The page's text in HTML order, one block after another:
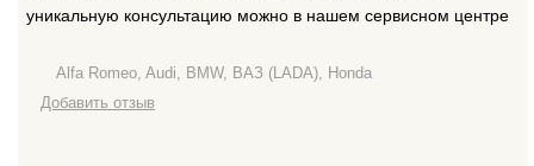
уникальную консультацию можно в нашем сервисном центре
Alfa Romeo, Audi, BMW, ВАЗ (LADA), Honda
Добавить отзыв